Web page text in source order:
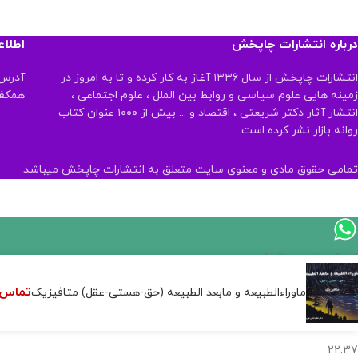
درباره انتشارات چاپخش
انتشارات چاپخش از سال ۱۳۳۶ آغاز به کار کرده و تا به امروز در
زمینه هایی علوم سیاسی و روابط بین الملل ، علوم اجتماعی ،
انتشار آثار دکتر شریعتی ، اقتصاد و ... بیش از ۱۰۰۰ عنوان کتاب
روانه بازار نشر کرده است .
همکف
تمامی حقوق مادی و معنوی سایت متعلق به انتشارات چاپخش میباشد.
ماوراءالطبیعه و مابعد الطبیعه (حق-هستی-عقل) متافیزیک
اگر
موجود
نیست,
شاید
تهیه